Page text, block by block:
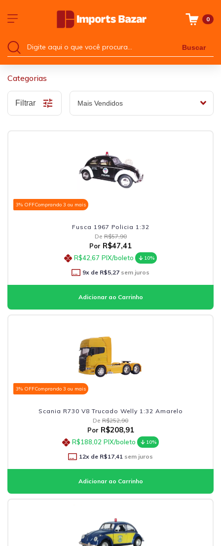
0
Buscar
Categorias
Filtrar
3% OFFComprando 3 ou mais
Fusca 1967 Policia 1:32
De R$57,90
Por R$47,41
R$42,67 PIX/boleto 10%
9x de R$5,27 sem juros
3% OFFComprando 3 ou mais
Scania R730 V8 Trucado Welly 1:32 Amarelo
De R$252,90
Por R$208,91
R$188,02 PIX/boleto 10%
12x de R$17,41 sem juros